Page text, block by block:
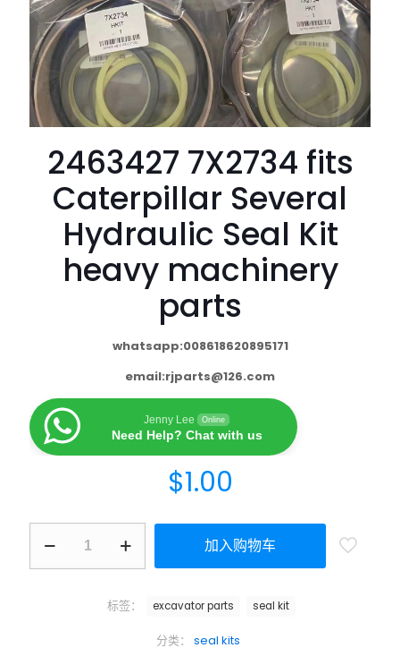
2463427 7X2734 fits
Caterpillar Several
Hydraulic Seal Kit
heavy machinery
parts
whatsapp:008618620895171
email:rjparts@126.com
Jenny Lee Online
Need Help? Chat with us
$1.00
加入购物车
分类： seal kits
标签： excavator parts seal kit